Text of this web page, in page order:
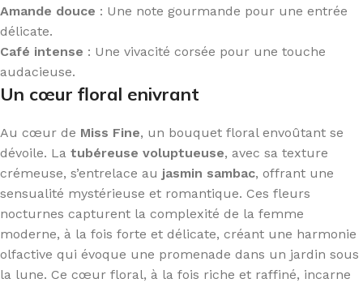
Amande douce : Une note gourmande pour une entrée
délicate.
Café intense : Une vivacité corsée pour une touche
audacieuse.
Un cœur floral enivrant
Au cœur de Miss Fine, un bouquet floral envoûtant se
dévoile. La tubéreuse voluptueuse, avec sa texture
crémeuse, s’entrelace au jasmin sambac, offrant une
sensualité mystérieuse et romantique. Ces fleurs
nocturnes capturent la complexité de la femme
moderne, à la fois forte et délicate, créant une harmonie
olfactive qui évoque une promenade dans un jardin sous
la lune. Ce cœur floral, à la fois riche et raffiné, incarne